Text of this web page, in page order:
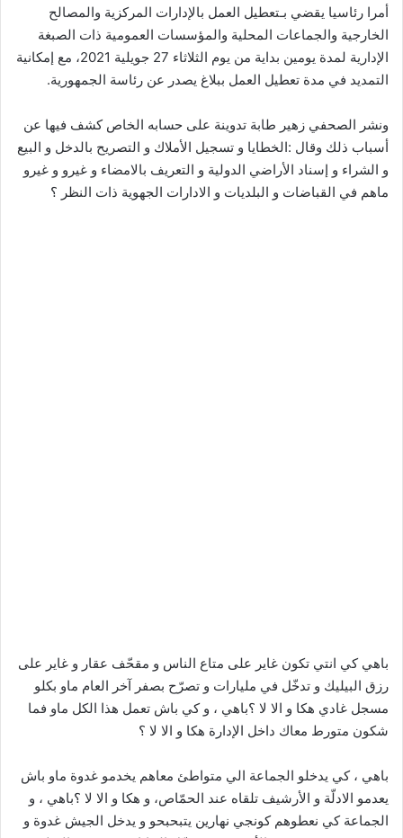
أمرا رئاسيا يقضي بـتعطيل العمل بالإدارات المركزية والمصالح
الخارجية والجماعات المحلية والمؤسسات العمومية ذات الصبغة
الإدارية لمدة يومين بداية من يوم الثلاثاء 27 جويلية 2021، مع إمكانية
التمديد في مدة تعطيل العمل ببلاغ يصدر عن رئاسة الجمهورية.
ونشر الصحفي زهير طابة تدوينة على حسابه الخاص كشف فيها عن
أسباب ذلك وقال :الخطايا و تسجيل الأملاك و التصريح بالدخل و البيع
و الشراء و إسناد الأراضي الدولية و التعريف بالامضاء و غيرو و غيرو
ماهم في القباضات و البلديات و الادارات الجهوية ذات النظر ؟
باهي كي انتي تكون غاير على متاع الناس و مقحّف عقار و غاير على
رزق البيليك و تدخّل في مليارات و تصرّح بصفر آخر العام ماو بكلو
مسجل غادي هكا و الا لا ؟باهي ، و كي باش تعمل هذا الكل ماو فما
شكون متورط معاك داخل الإدارة هكا و الا لا ؟
باهي ، كي يدخلو الجماعة الي متواطئ معاهم يخدمو غدوة ماو باش
يعدمو الادلّة و الأرشيف تلقاه عند الحمّاص، و هكا و الا لا ؟باهي ، و
الجماعة كي نعطوهم كونجي نهارين يتبحبحو و يدخل الجيش غدوة و